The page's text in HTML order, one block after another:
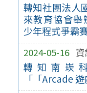
轉知社團法人
來教育協會舉
少年程式爭霸
2024-05-16 資
轉知南崁
「「Arcade